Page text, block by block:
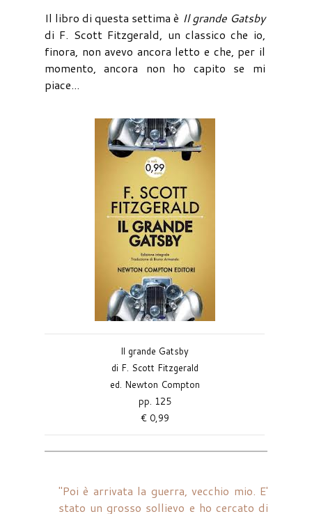
Il libro di questa settima è Il grande Gatsby
di F. Scott Fitzgerald, un classico che io,
finora, non avevo ancora letto e che, per il
momento, ancora non ho capito se mi
piace...
Il grande Gatsby
di F. Scott Fitzgerald
ed. Newton Compton
pp. 125
€ 0,99
"Poi è arrivata la guerra, vecchio mio. E'
stato un grosso sollievo e ho cercato di